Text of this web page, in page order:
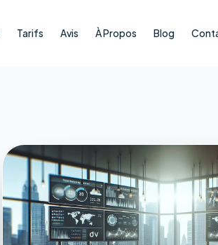
Tarifs Avis À Propos Blog